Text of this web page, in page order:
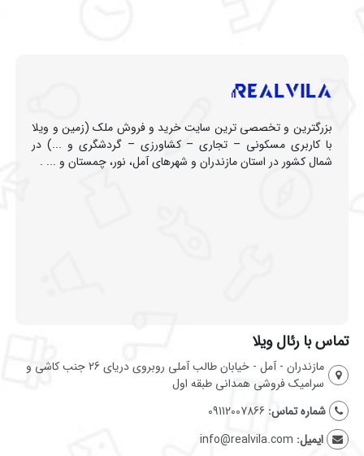
بزرگترین و تخصصی ترین سایت خرید و فروش ملک (زمین و ویلا
با کاربری مسکونی – تجاری – کشاورزی – گردشگری و ...) در
شمال کشور در استان مازندران و شهرهای آمل، نور، چمستان و ... .
تماس با رئال ویلا
مازندران - آمل - خیابان طالب آملی روبروی دریای 26 جنب کاشی و
سرامیک فروشی همدانی طبقه اول
شماره تماس: 09112007866
ایمیل: info@realvila.com